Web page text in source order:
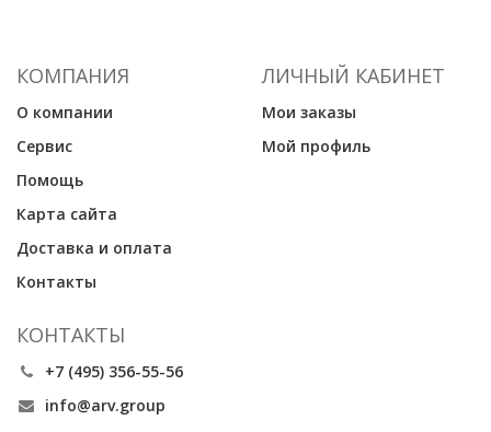
КОМПАНИЯ
О компании
Сервис
Помощь
Карта сайта
Доставка и оплата
Контакты
ЛИЧНЫЙ КАБИНЕТ
Мои заказы
Мой профиль
КОНТАКТЫ
+7 (495) 356-55-56
info@arv.group